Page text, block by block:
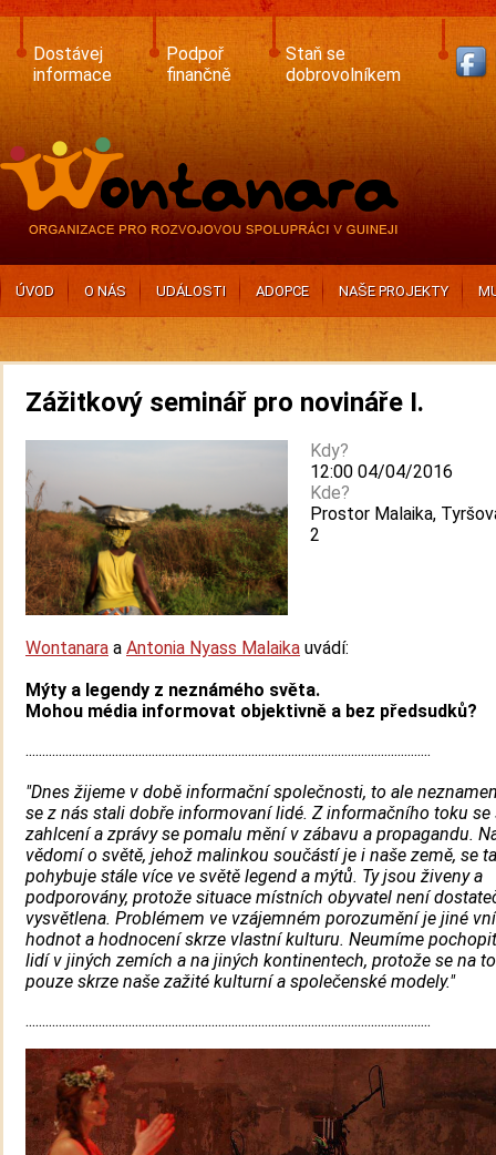
Skip
main
content
Dostávej
informace
Podpoř
finančně
Staň se
dobrovolníkem
ÚVOD O NÁS UDÁLOSTI ADOPCE NAŠE PROJEKTY
Zážitkový seminář pro novináře I.
Kdy?
12:00 04/04/2016
Kde?
Prostor Malaika,
2
Wontanara a Antonia Nyass Malaika uvádí:
Mýty a legendy z neznámého světa.
Mohou média informovat objektivně a bez předsudků?
..........................................................................................................................
"Dnes žijeme v době informační společnosti, to ale
se z nás stali dobře informovaní lidé. Z informačního toku se
zahlcení a zprávy se pomalu mění v zábavu a propagandu.
vědomí o světě, jehož malinkou součástí je i naše země, se
pohybuje stále více ve světě legend a mýtů. Ty jsou živeny a
podporovány, protože situace místních obyvatel není
vysvětlena. Problémem ve vzájemném porozumění je jiné
hodnot a hodnocení skrze vlastní kulturu. Neumíme
lidí v jiných zemích a na jiných kontinentech, protože se na
pouze skrze naše zažité kulturní a společenské modely."
..........................................................................................................................